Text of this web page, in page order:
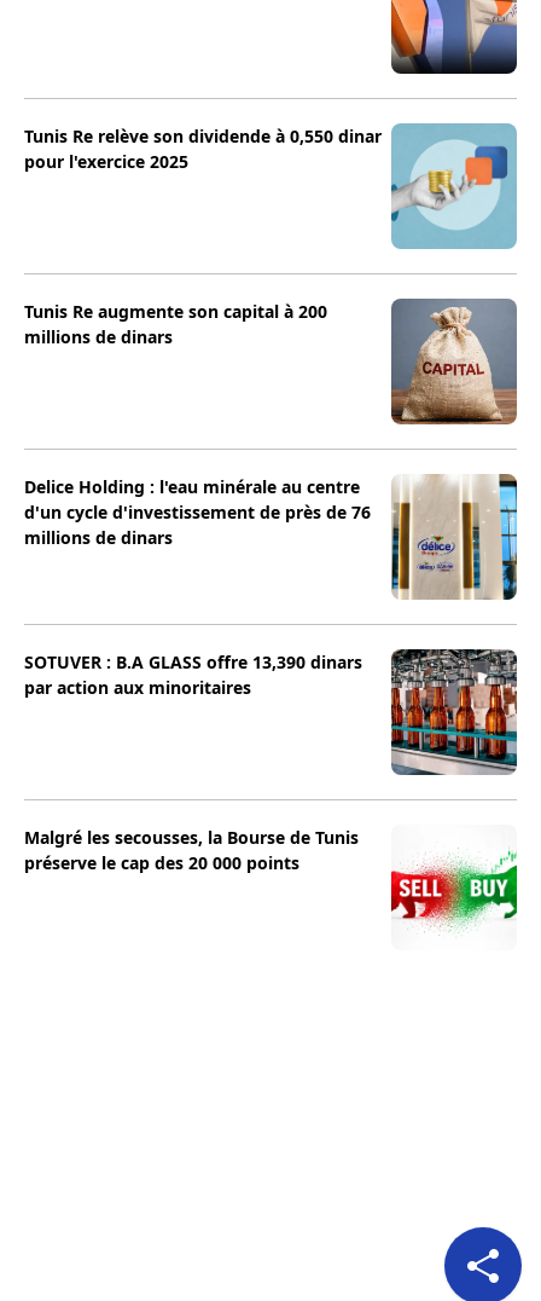
Tunis Re relève son dividende à 0,550 dinar
pour l'exercice 2025
Tunis Re augmente son capital à 200
millions de dinars
Delice Holding : l'eau minérale au centre
d'un cycle d'investissement de près de 76
millions de dinars
SOTUVER : B.A GLASS offre 13,390 dinars
par action aux minoritaires
Malgré les secousses, la Bourse de Tunis
préserve le cap des 20 000 points